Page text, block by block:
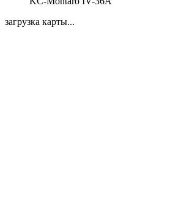
загрузка карты...